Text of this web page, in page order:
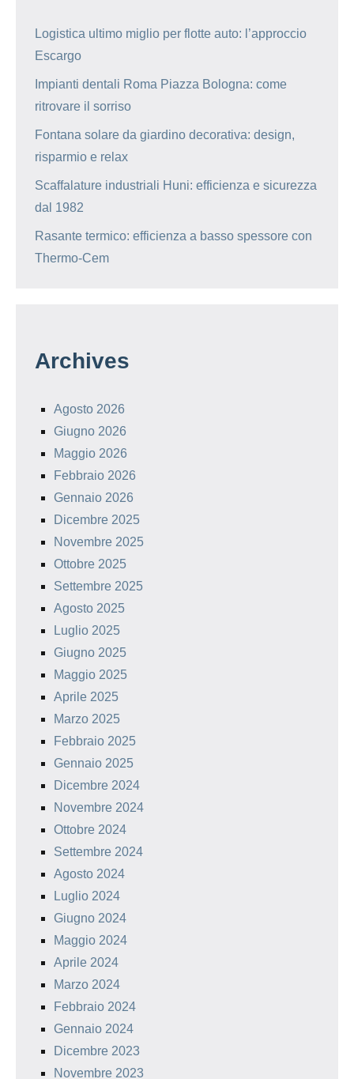
Logistica ultimo miglio per flotte auto: l’approccio
Escargo
Impianti dentali Roma Piazza Bologna: come
ritrovare il sorriso
Fontana solare da giardino decorativa: design,
risparmio e relax
Scaffalature industriali Huni: efficienza e sicurezza
dal 1982
Rasante termico: efficienza a basso spessore con
Thermo-Cem
Archives
Agosto 2026
Giugno 2026
Maggio 2026
Febbraio 2026
Gennaio 2026
Dicembre 2025
Novembre 2025
Ottobre 2025
Settembre 2025
Agosto 2025
Luglio 2025
Giugno 2025
Maggio 2025
Aprile 2025
Marzo 2025
Febbraio 2025
Gennaio 2025
Dicembre 2024
Novembre 2024
Ottobre 2024
Settembre 2024
Agosto 2024
Luglio 2024
Giugno 2024
Maggio 2024
Aprile 2024
Marzo 2024
Febbraio 2024
Gennaio 2024
Dicembre 2023
Novembre 2023